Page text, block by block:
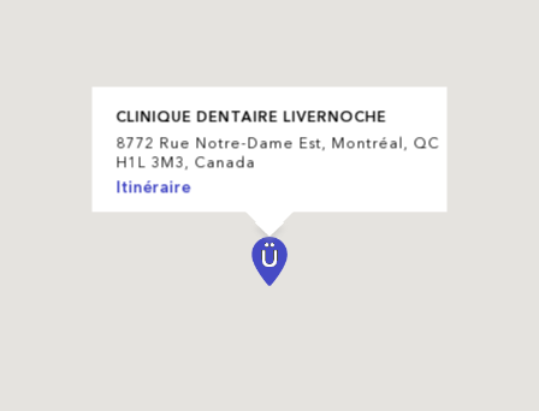
CLINIQUE DENTAIRE LIVERNOCHE
8772 Rue Notre-Dame Est, Montréal, QC
H1L 3M3, Canada
Itinéraire